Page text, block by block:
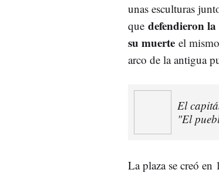
unas esculturas
que defendieron
su muerte el
arco de la antigua
El
"El
La plaza se creó